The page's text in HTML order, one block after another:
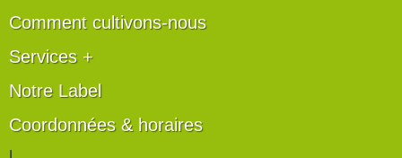
Comment cultivons-nous
Services +
Notre Label
Coordonnées & horaires